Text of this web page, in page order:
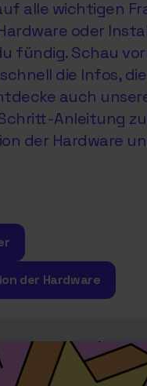
alle wichtigen
oder
fündig. Schau
die Infos,
auch
Anleitung
der Hardware
der Hardware